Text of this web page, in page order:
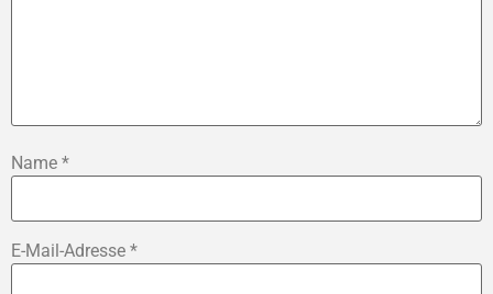
Name *
E-Mail-Adresse *